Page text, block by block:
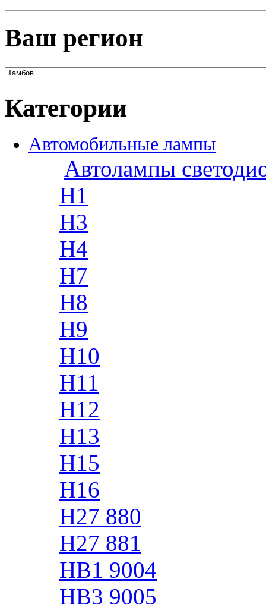
Ваш регион
Категории
Автомобильные лампы
Автолампы
H1
H3
H4
H7
H8
H9
H10
H11
H12
H13
H15
H16
H27 880
H27 881
HB1 9004
HB3 9005